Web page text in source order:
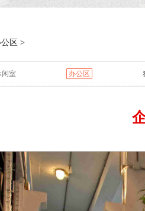
区 >
闲室 办公区